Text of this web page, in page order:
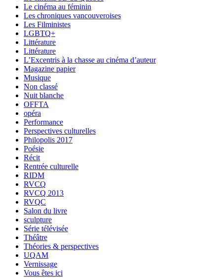
Le cinéma au féminin
Les chroniques vancouveroises
Les Filministes
LGBTQ+
Littérature
Littérature
L’Excentris à la chasse au cinéma d’auteur
Magazine papier
Musique
Non classé
Nuit blanche
OFFTA
opéra
Performance
Perspectives culturelles
Philopolis 2017
Poésie
Récit
Rentrée culturelle
RIDM
RVCQ
RVCQ 2013
RVQC
Salon du livre
sculpture
Série télévisée
Théâtre
Théories & perspectives
UQAM
Vernissage
Vous êtes ici